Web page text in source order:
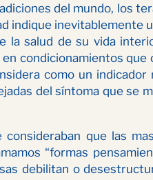
del mundo, los
indique inevitablemente
la salud de su vida
condicionamientos
como un
del síntoma que
que las
“formas
debilitan o